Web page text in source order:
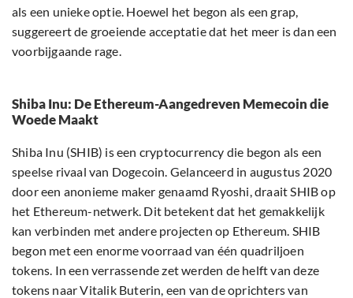
als een unieke optie. Hoewel het begon als een grap,
suggereert de groeiende acceptatie dat het meer is dan een
voorbijgaande rage.
Shiba Inu: De Ethereum-Aangedreven Memecoin die
Woede Maakt
Shiba Inu (SHIB) is een cryptocurrency die begon als een
speelse rivaal van Dogecoin. Gelanceerd in augustus 2020
door een anonieme maker genaamd Ryoshi, draait SHIB op
het Ethereum-netwerk. Dit betekent dat het gemakkelijk
kan verbinden met andere projecten op Ethereum. SHIB
begon met een enorme voorraad van één quadriljoen
tokens. In een verrassende zet werden de helft van deze
tokens naar Vitalik Buterin, een van de oprichters van